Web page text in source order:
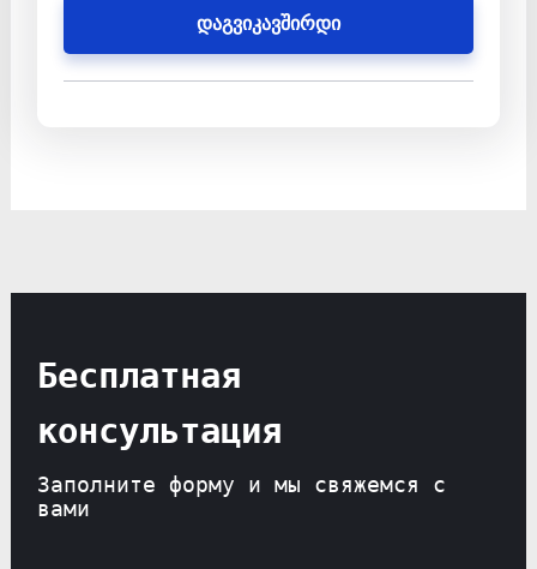
დაგვიკავშირდი
Бесплатная
консультация
Заполните форму и мы свяжемся с
вами